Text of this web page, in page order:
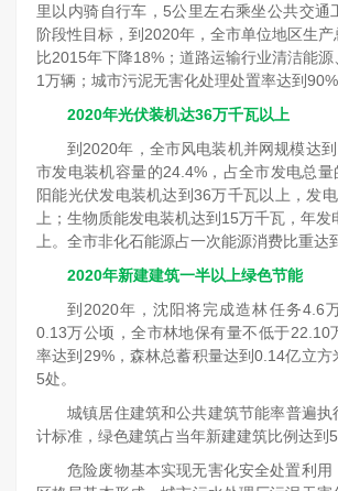
里以内骑自行车，5公里左右乘坐公共交通
阶段性目标，到2020年，全市单位地区生
比2015年下降18%；道路运输行业清洁能源
1万辆；城市污泥无害化处理处置率达到90%
2020年光伏装机达36万千瓦以上
到2020年，全市风电装机并网规模达
市发电装机容量的24.4%，占全市发电总
阳能光伏发电装机达到36万千瓦以上，发
上；生物质能发电装机达到15万千瓦，年发
上。全市非化石能源占一次能源消费比重达
2020年新建建筑一半以上绿色节能
到2020年，沈阳将完成造林任务4.6
0.13万公顷，全市林地保有量不低于22.10
率达到29%，森林总蓄积量达到0.14亿立方
5处。
城镇居住建筑和公共建筑节能率普遍执
计标准，绿色建筑占当年新建建筑比例达到
危险废物基本实现无害化安全处置利用